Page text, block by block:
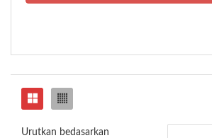
Urutkan bedasarkan